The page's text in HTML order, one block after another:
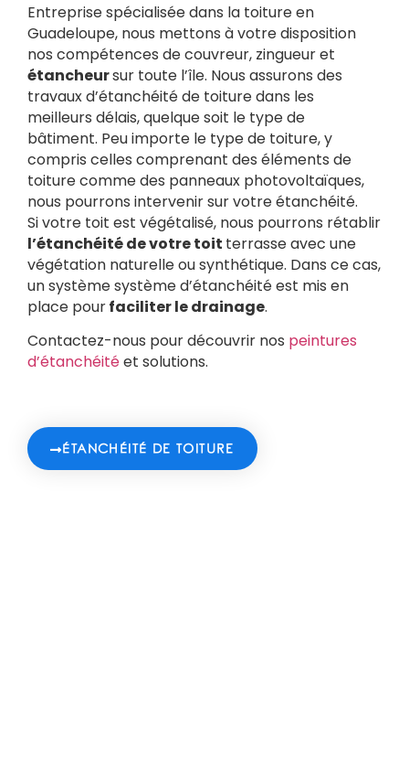
Entreprise spécialisée dans la toiture en
Guadeloupe, nous mettons à votre disposition
nos compétences de couvreur, zingueur et
étancheursur toute l’île. Nous assurons des
travaux d’étanchéité de toiture dans les
meilleurs délais, quelque soit le type de
bâtiment. Peu importe le type de toiture, y
compris celles comprenant des éléments de
toiture comme des panneaux photovoltaïques,
nous pourrons intervenir sur votre étanchéité.
Si votre toit est végétalisé, nous pourrons rétablir
l’étanchéité de votre toit terrasse avec une
végétation naturelle ou synthétique. Dans ce cas,
un système système d’étanchéité est mis en
place pourfaciliter le drainage.
Contactez-nous pour découvrir nos peintures
d’étanchéitéet solutions.
ÉTANCHÉITÉ DE TOITURE